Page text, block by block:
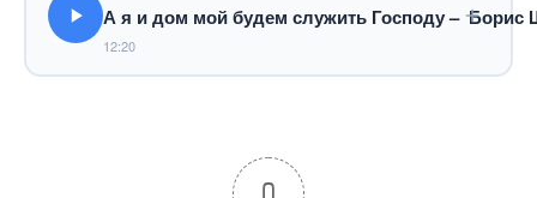
А я и дом мой будем служить Господу – Борис
12:20